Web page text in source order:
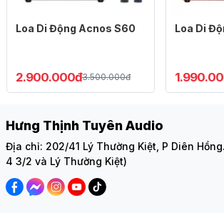
Loa Karaoke xách tay mini ACNOS
Loa Di Động Acnos S60
2.900.000đ3.500.000đ
Loa Di
Hưng Thịnh Tuyên Audio
Địa chỉ: 202/41 Lý Thường Kiệt, P Diên
4 3/2 và Lý Thường Kiệt)